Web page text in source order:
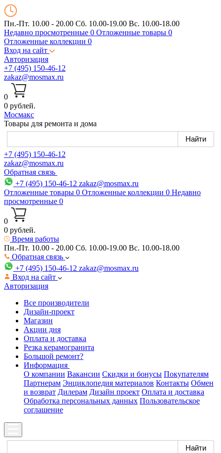
Пн.-Пт. 10.00 - 20.00 Сб. 10.00-19.00 Вс. 10.00-18.00
Недавно просмотренные 0 Отложенные товары 0
Отложенные коллекции 0
Вход на сайт
Авторизация
+7 (495) 150-46-12
zakaz@mosmax.ru
0
0 рублей.
Мосмакс
Товары для ремонта и дома
+7 (495) 150-46-12
zakaz@mosmax.ru
Обратная связь
+7 (495) 150-46-12 zakaz@mosmax.ru
Отложенные товары 0 Отложенные коллекции 0 Недавно
просмотренные 0
0
0 рублей.
Время работы
Пн.-Пт. 10.00 - 20.00 Сб. 10.00-19.00 Вс. 10.00-18.00
Обратная связь
+7 (495) 150-46-12 zakaz@mosmax.ru
Вход на сайт
Авторизация
Все производители
Дизайн-проект
Магазин
Акции дня
Оплата и доставка
Резка керамогранита
Большой ремонт?
Информация
О компании Вакансии Скидки и бонусы Покупателям
Партнерам Энциклопедия материалов Контакты Обмен
и возврат Дилерам Дизайн проект Оплата и доставка
Обработка персональных данных Пользовательское
соглашение